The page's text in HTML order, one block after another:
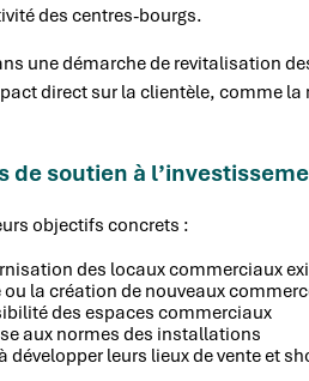
des centres-bourgs.
une démarche de revitalisation
direct sur la clientèle, comme
de soutien à
objectifs concrets :
des locaux commerciaux
la création de nouveaux
des espaces commerciaux
aux normes des installations
développer leurs lieux de vente et